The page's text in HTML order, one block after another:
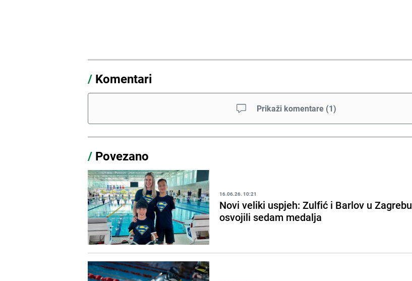
/ Komentari
Prikaži komentare (1)
/ Povezano
16.06.26. 10:21
Novi veliki uspjeh: Zulfić i Barlov u Zagrebu
osvojili sedam medalja